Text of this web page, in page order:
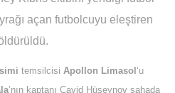
açan futbolcuyu eleştiren
temsilcisi Apollon Limasol ‘u
’nın kaptanı Cavid Hüseynov sahada